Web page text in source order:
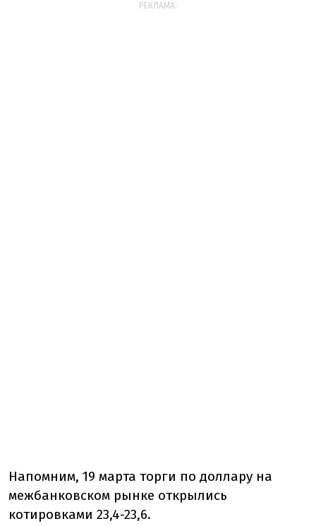
РЕКЛАМА:
Напомним, 19 марта торги по доллару на
межбанковском рынке открылись
котировками 23,4-23,6.